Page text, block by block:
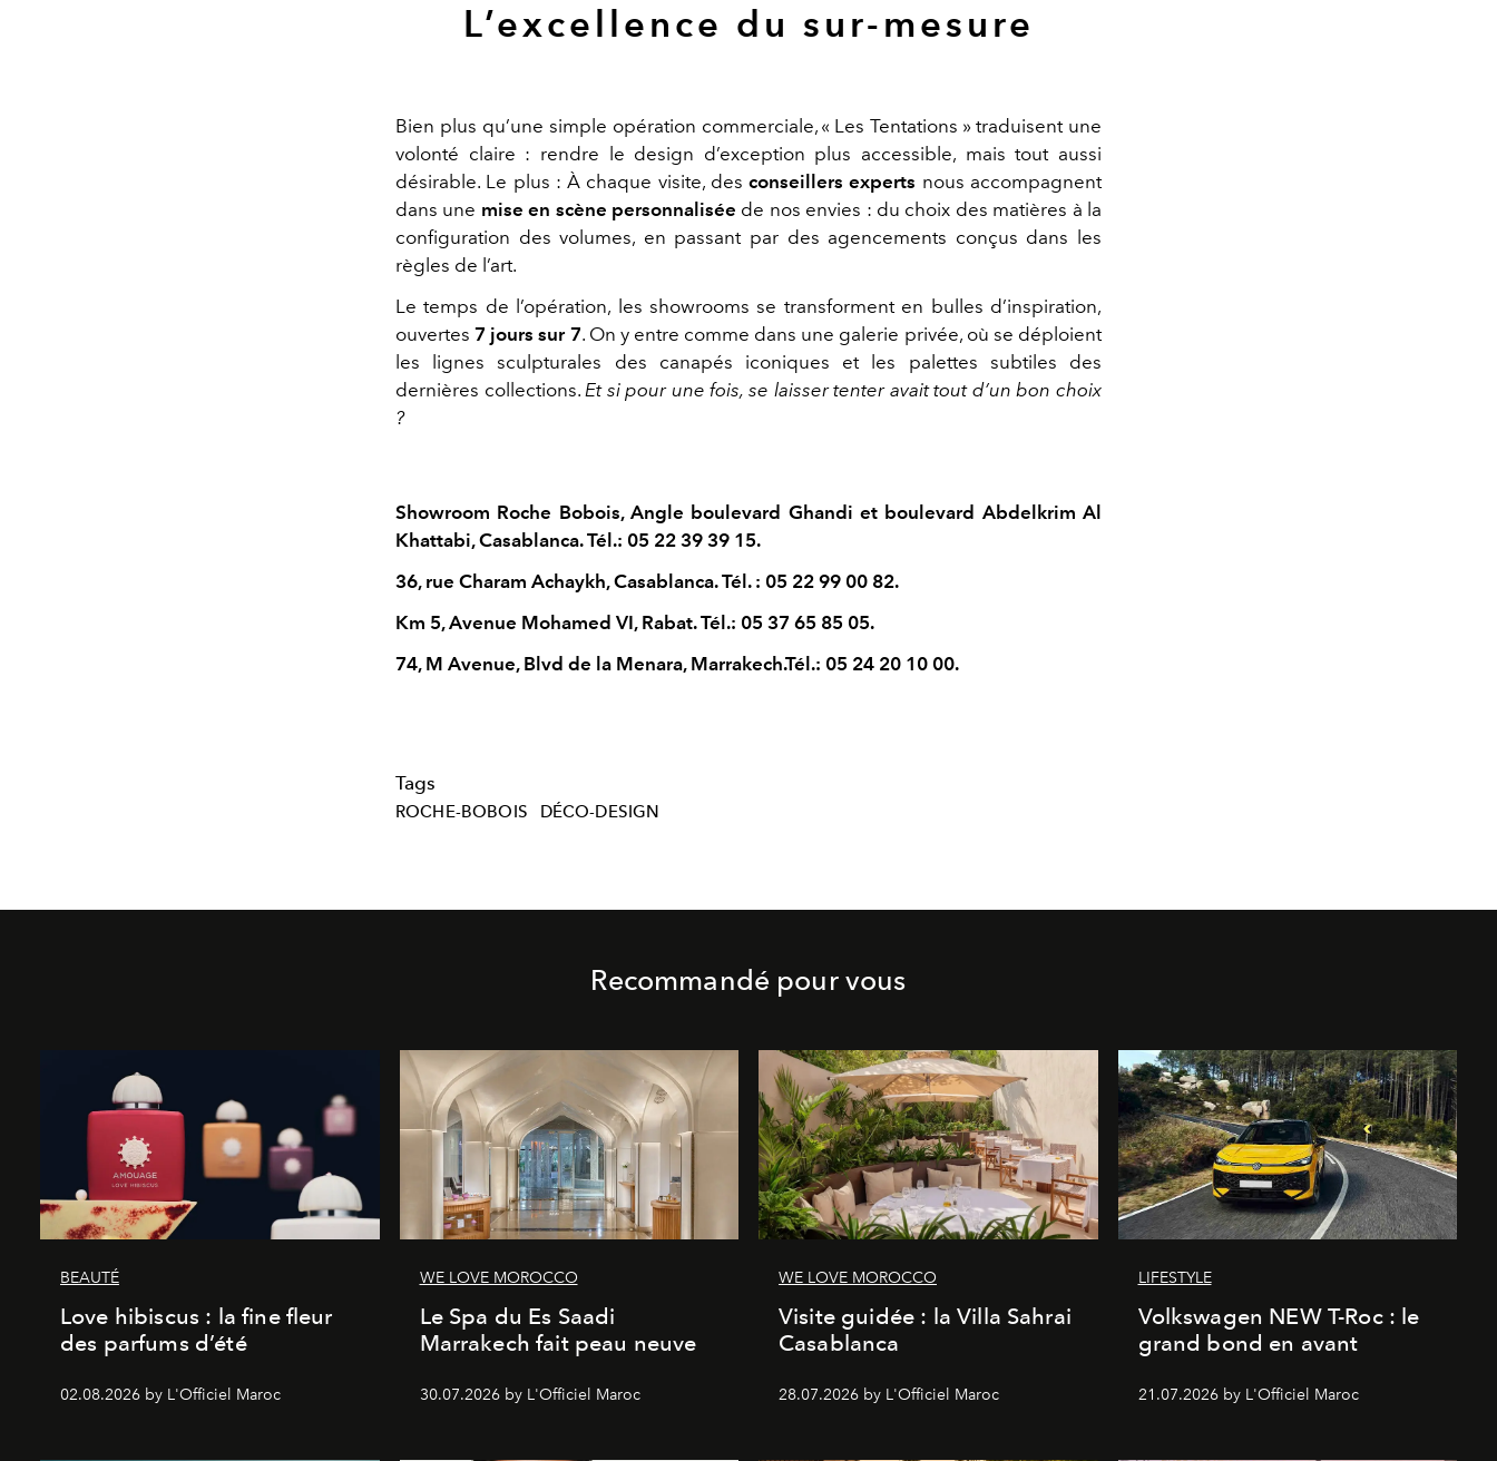
L’excellence du sur-mesure
Bien plus qu’une simple opération commerciale, « Les Tentations » traduisent une
volonté claire : rendre le design d’exception plus accessible, mais tout aussi
désirable. Le plus : À chaque visite, desconseillers experts nous accompagnent
dans une mise en scène personnalisée de nos envies : du choix des matières à la
configuration des volumes, en passant par des agencements conçus dans les
règles de l’art.
Le temps de l’opération, les showrooms se transforment en bulles d’inspiration,
ouvertes7 jours sur 7. On y entre comme dans une galerie privée, où se déploient
les lignes sculpturales des canapés iconiques et les palettes subtiles des
dernières collections.Et si pour une fois, se laisser tenter avait tout d’un bon choix
?
Showroom Roche Bobois, Angle boulevard Ghandi et boulevard Abdelkrim Al
Khattabi, Casablanca. Tél.: 05 22 39 39 15.
36, rue Charam Achaykh, Casablanca.Tél. : 05 22 99 00 82.
Km 5, Avenue Mohamed VI, Rabat. Tél.: 05 37 65 85 05.
74, M Avenue, Blvd de la Menara, Marrakech.Tél.: 05 24 20 10 00.
Tags
ROCHE-BOBOIS DÉCO-DESIGN
Recommandé pour vous
BEAUTÉ
Love hibiscus : la fine fleur
des parfums d’été
02.08.2026 by L'Officiel Maroc
WE LOVE MOROCCO
Le Spa du Es Saadi
Marrakech fait peau neuve
30.07.2026 by L'Officiel Maroc
WE LOVE MOROCCO
Visite guidée : la Villa Sahrai
Casablanca
28.07.2026 by L'Officiel Maroc
LIFESTYLE
Volkswagen NEW T-Roc : le
grand bond en avant
21.07.2026 by L'Officiel Maroc